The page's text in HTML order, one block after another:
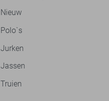
Nieuw
Polo`s
Jurken
Jassen
Truien